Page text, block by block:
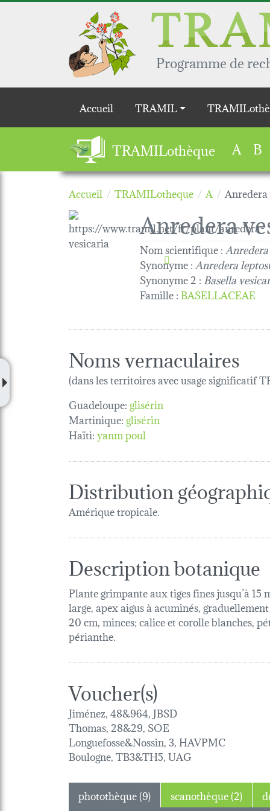
Aller au contenu principal
Programme de
Main navigation
Accueil TRAMIL
TRAMILothèque A B
Accueil TRAMILotheque A
Anredera
Nom scientifique :
Synonyme : Anredera
Synonyme 2 : Basella
Famille:BASELLACEAE
Noms vernaculaires
(dans les territoires avec usage significatif
Guadeloupe:glisérin
Martinique:glisérin
Haïti:yanm poul
Distribution
Amérique tropicale.
Description botanique
Plante grimpante aux tiges fines jusqu’à 15
large, apex aigus à acuminés,
20 cm, minces; calice et corolle blanches,
périanthe.
Voucher(s)
Jiménez, 48&964, JBSD
Thomas, 28&29, SOE
Longuefosse&Nossin, 3, HAVPMC
Boulogne, TB3&TH5, UAG
photothèque (9) scanothèque (2)